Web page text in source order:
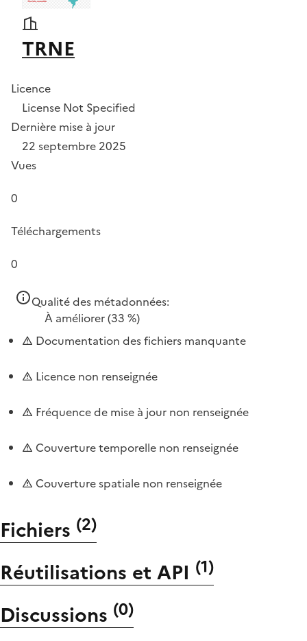
TRNE
Licence
License Not Specified
Dernière mise à jour
22 septembre 2025
Vues
0
Téléchargements
0
Qualité des métadonnées:
À améliorer(33 %)
Documentation des fichiers manquante
Licence non renseignée
Fréquence de mise à jour non renseignée
Couverture temporelle non renseignée
Couverture spatiale non renseignée
Fichiers (2)
Réutilisations et API (1)
Discussions (0)